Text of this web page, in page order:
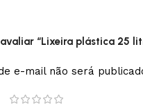
“Lixeira plástica 25
e-mail não será